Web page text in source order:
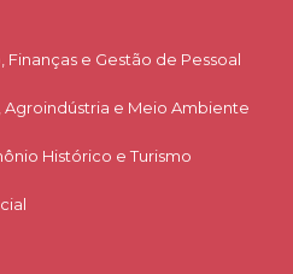
e Gestão de Pessoal
e Meio Ambiente
Histórico e Turismo